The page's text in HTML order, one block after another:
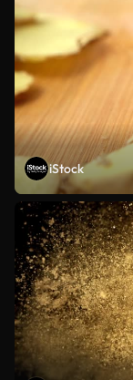
iStock